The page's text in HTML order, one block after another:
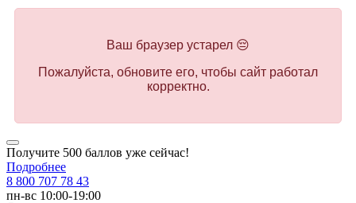
Ваш браузер устарел 😔
Пожалуйста, обновите его, чтобы сайт работал
корректно.
Получите 500 баллов уже сейчас!
Подробнее
8 800 707 78 43
пн-вс 10:00-19:00